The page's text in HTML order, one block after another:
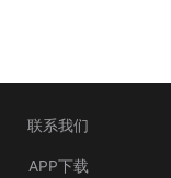
联系我们
APP下载